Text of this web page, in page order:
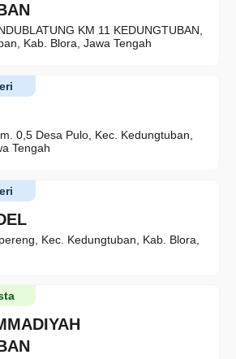
KM 11 KEDUNGTUBAN,
Kab. Blora, Jawa Tengah
0,5 Desa Pulo, Kec. Kedungtuban,
Tengah
Kec. Kedungtuban, Kab. Blora,